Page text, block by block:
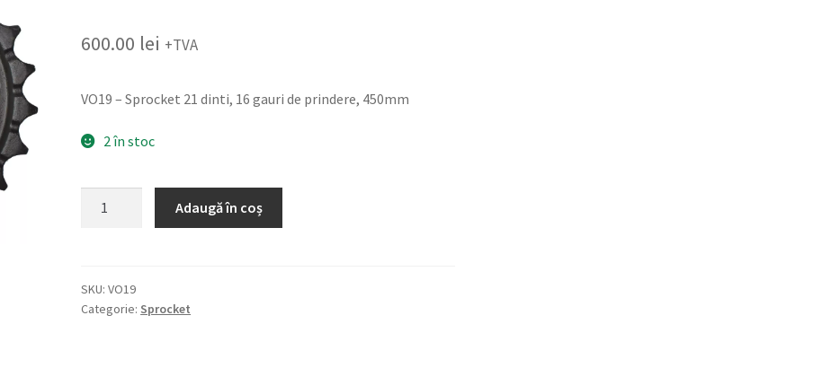
600.00 lei +TVA
VO19 – Sprocket 21 dinti, 16 gauri de prindere, 450mm
2 în stoc
Adaugă în coș
SKU:VO19
Categorie: Sprocket